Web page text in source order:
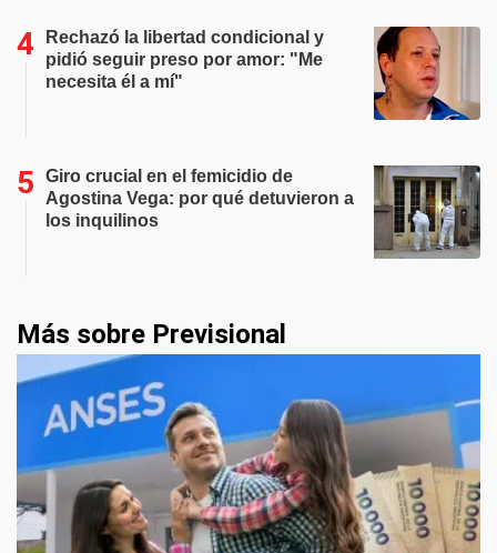
Rechazó la libertad condicional y
pidió seguir preso por amor: "Me
necesita él a mí"
Giro crucial en el femicidio de
Agostina Vega: por qué detuvieron a
los inquilinos
Más sobre Previsional